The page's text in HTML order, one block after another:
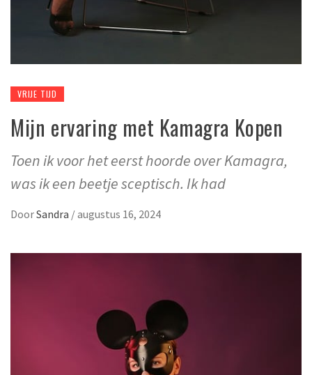
VRIJE TIJD
Mijn ervaring met Kamagra Kopen
Toen ik voor het eerst hoorde over Kamagra,
was ik een beetje sceptisch. Ik had
DoorSandra /augustus 16, 2024